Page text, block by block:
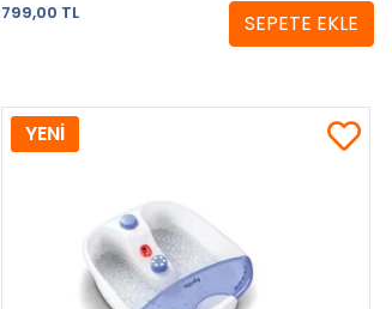
799,00 TL SEPETE EKLE
YENİ